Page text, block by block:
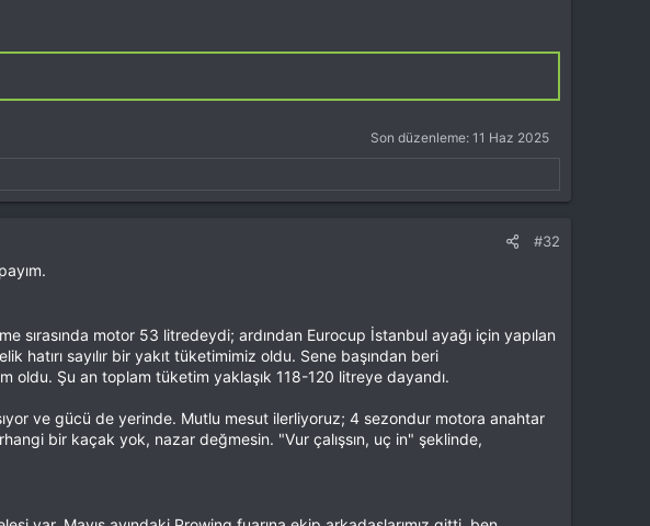
Son düzenleme: 11 Haz 2025
#32
sırasında motor 53 litredeydi; ardından Eurocup İstanbul ayağı için yapılan
sayılır bir yakıt tüketimimiz oldu. Sene başından beri
Şu an toplam tüketim yaklaşık 118-120 litreye dayandı.
ve gücü de yerinde. Mutlu mesut ilerliyoruz; 4 sezondur motora anahtar
bir kaçak yok, nazar değmesin. "Vur çalışsın, uç in" şeklinde,